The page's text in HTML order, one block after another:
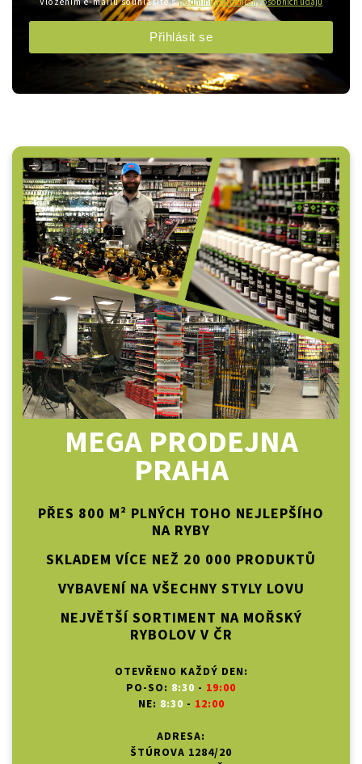
MEGA PRODEJNA
PRAHA
PŘES 800 M² PLNÝCH TOHO NEJLEPŠÍHO
NA RYBY
SKLADEM VÍCE NEŽ 20 000 PRODUKTŮ
VYBAVENÍ NA VŠECHNY STYLY LOVU
NEJVĚTŠÍ SORTIMENT NA MOŘSKÝ
RYBOLOV V ČR
OTEVŘENO KAŽDÝ DEN:
PO-SO: 8:30 - 19:00
NE: 8:30 - 12:00
ADRESA:
ŠTÚROVA 1284/20
Přihlásit se